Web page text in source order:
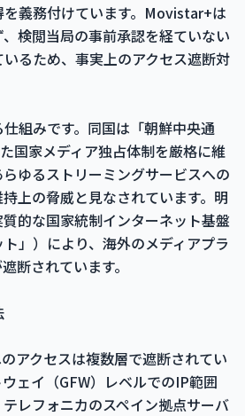
義務付けています。Movistar+は
検閲当局の事前承認を経ていない
るため、事実上のアクセス遮断対
組みです。同国は「朝鮮中央通
国家メディア独占体制を厳格に維
ゆるストリーミングサービスへの
上の脅威と見なされています。明
的な国家統制インターネット基盤
ト」）により、海外のメディアプラ
断されています。
アクセスは複数層で遮断されてい
ェイ（GFW）レベルでのIP範囲
レフォニカのスペイン拠点サーバ